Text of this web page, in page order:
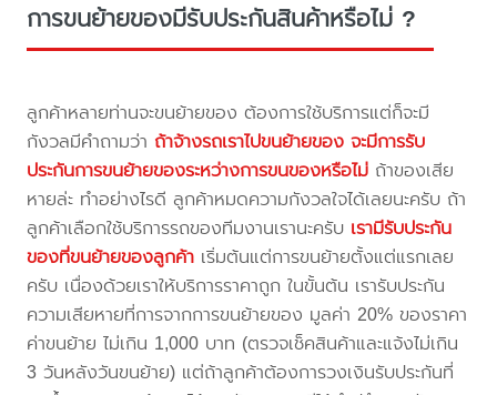
การขนย้ายของมีรับประกันสินค้าหรือไม่ ?
ลูกค้าหลายท่านจะขนย้ายของ ต้องการใช้บริการแต่ก็จะมี
กังวลมีคำถามว่า ถ้าจ้างรถเราไปขนย้ายของ จะมีการรับ
ประกันการขนย้ายของระหว่างการขนของหรือไม่ ถ้าของเสีย
หายล่ะ ทำอย่างไรดี ลูกค้าหมดความกังวลใจได้เลยนะครับ ถ้า
ลูกค้าเลือกใช้บริการรถของทีมงานเรานะครับ เรามีรับประกัน
ของที่ขนย้ายของลูกค้า เริ่มต้นแต่การขนย้ายตั้งแต่แรกเลย
ครับ เนื่องด้วยเราให้บริการราคาถูก ในขั้นต้น เรารับประกัน
ความเสียหายที่การจากการขนย้ายของ มูลค่า 20% ของราคา
ค่าขนย้าย ไม่เกิน 1,000 บาท (ตรวจเช็คสินค้าและแจ้งไม่เกิน
3 วันหลังวันขนย้าย) แต่ถ้าลูกค้าต้องการวงเงินรับประกันที่